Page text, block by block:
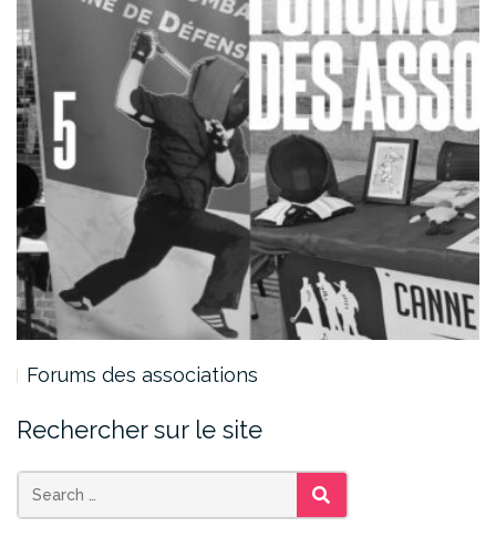
Forums des associations
Rechercher sur le site
SEARCH